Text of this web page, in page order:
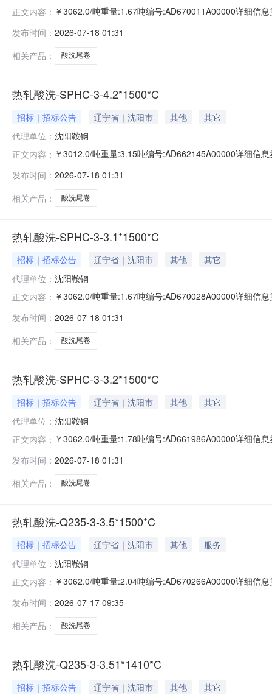
正文内容： ￥3062.0/吨重量:1.67吨编号:AD670011A00000详细信
求产线名称:冷轧1#线锌层重量代码描述:上表面锌层重量
发布时间： 2026-07-18 01:31
相关产品：
酸洗尾卷
热轧酸洗-SPHC-3-4.2*1500*C
招标｜招标公告 辽宁省｜沈阳市 其他
其它
代理单位： 沈阳鞍钢
正文内容： ￥3012.0/吨重量:3.15吨编号:AD662145A00000详细信
产线名称:冷轧1#线锌层重量代码描述:上表面锌层重量
发布时间： 2026-07-18 01:31
相关产品：
酸洗尾卷
热轧酸洗-SPHC-3-3.1*1500*C
招标｜招标公告 辽宁省｜沈阳市 其他
其它
代理单位： 沈阳鞍钢
正文内容： ￥3062.0/吨重量:1.67吨编号:AD670028A00000详细信
产线名称:冷轧1#线锌层重量代码描述:上表面锌层重量
发布时间： 2026-07-18 01:31
相关产品：
酸洗尾卷
热轧酸洗-SPHC-3-3.2*1500*C
招标｜招标公告 辽宁省｜沈阳市 其他
其它
代理单位： 沈阳鞍钢
正文内容： ￥3062.0/吨重量:1.78吨编号:AD661986A00000详细信
求产线名称:冷轧1#线锌层重量代码描述:上表面锌层重量
发布时间： 2026-07-18 01:31
相关产品：
酸洗尾卷
热轧酸洗-Q235-3-3.5*1500*C
招标｜招标公告 辽宁省｜沈阳市 其他
服务
代理单位： 沈阳鞍钢
正文内容： ￥3062.0/吨重量:2.04吨编号:AD670266A00000详细信
产线名称:冷轧1#线锌层重量代码描述:上表面锌层重量
发布时间： 2026-07-17 09:35
相关产品：
酸洗尾卷
热轧酸洗-Q235-3-3.51*1410*C
招标｜招标公告 辽宁省｜沈阳市 其他
其它